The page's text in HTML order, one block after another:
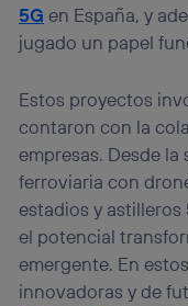
5G en España, y
jugado un papel
Estos proyectos
contaron con la
empresas. Desde
ferroviaria con
estadios y
el potencial
emergente. En
innovadoras y de